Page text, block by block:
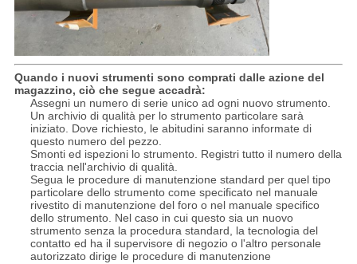
Quando i nuovi strumenti sono comprati dalle azione del
magazzino, ciò che segue accadrà:
Assegni un numero di serie unico ad ogni nuovo strumento.
Un archivio di qualità per lo strumento particolare sarà
iniziato. Dove richiesto, le abitudini saranno informate di
questo numero del pezzo.
Smonti ed ispezioni lo strumento. Registri tutto il numero della
traccia nell'archivio di qualità.
Segua le procedure di manutenzione standard per quel tipo
particolare dello strumento come specificato nel manuale
rivestito di manutenzione del foro o nel manuale specifico
dello strumento. Nel caso in cui questo sia un nuovo
strumento senza la procedura standard, la tecnologia del
contatto ed ha il supervisore di negozio o l'altro personale
autorizzato dirige le procedure di manutenzione